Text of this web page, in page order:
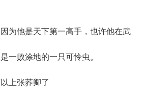
他是天下第一高手，也许他在武
一败涂地的一只可怜虫。
上张荞卿了